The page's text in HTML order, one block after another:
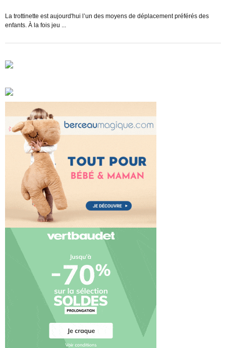
La trottinette est aujourd'hui l’un des moyens de déplacement préférés des
enfants. À la fois jeu ...